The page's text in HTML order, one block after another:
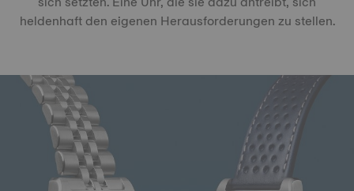
heldenhaft den eigenen Herausforderungen zu stellen.